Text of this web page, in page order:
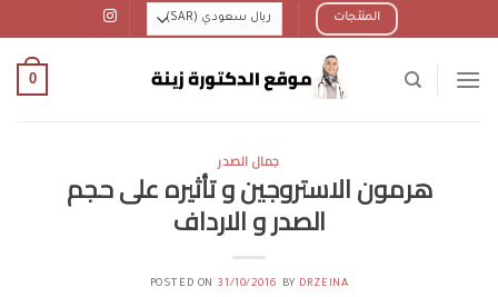
to
المنتجات
0
جمال الصدر
هرمون الاستروجين و تأثيره على حجم
الصدر و الارداف
POSTED ON 31/10/2016 BY DRZEINA